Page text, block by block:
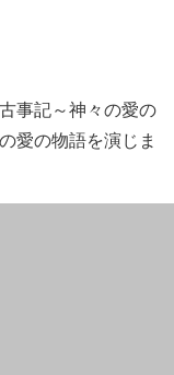
事記～神々の愛の
愛の物語を演じま